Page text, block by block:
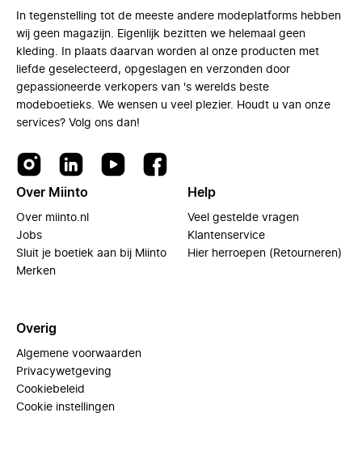
In tegenstelling tot de meeste andere modeplatforms hebben
wij geen magazijn. Eigenlijk bezitten we helemaal geen
kleding. In plaats daarvan worden al onze producten met
liefde geselecteerd, opgeslagen en verzonden door
gepassioneerde verkopers van 's werelds beste
modeboetieks. We wensen u veel plezier. Houdt u van onze
services? Volg ons dan!
Over Miinto
Over miinto.nl
Jobs
Sluit je boetiek aan bij Miinto
Merken
Help
Veel gestelde vragen
Klantenservice
Hier herroepen (Retourneren)
Overig
Algemene voorwaarden
Privacywetgeving
Cookiebeleid
Cookie instellingen